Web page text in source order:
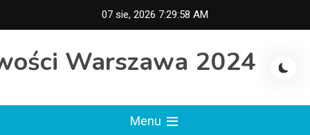
to
07 sie, 2026 7:29:59 AM
Warszawa 2024
Menu